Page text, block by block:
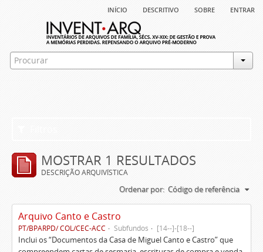
início descritivo sobre entrar
MOSTRAR 1 RESULTADOS
DESCRIÇÃO ARQUIVÍSTICA
Ordenar por: Código de referência
Arquivo Canto e Castro
PT/BPARPD/ COL/CEC-ACC Subfundos [14--]-[18--]
Inclui os “Documentos da Casa de Miguel Canto e Castro” que